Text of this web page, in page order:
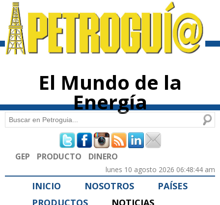
contenido
El Mundo de la
Energía
Formulario de búsqueda
Buscar
GEP PRODUCTO DINERO
lunes 10 agosto 2026 06:48:44 am
INICIO NOSOTROS
PAÍSES